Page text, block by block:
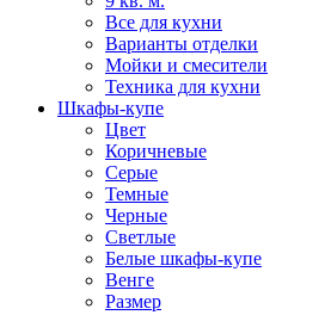
Все для кухни
Варианты отделки
Мойки и смесители
Техника для кухни
Шкафы-купе
Цвет
Коричневые
Серые
Темные
Черные
Светлые
Белые шкафы-купе
Венге
Размер